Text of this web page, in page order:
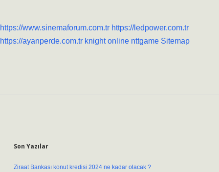
https://www.sinemaforum.com.tr https://ledpower.com.tr
https://ayanperde.com.tr knight online nttgame Sitemap
Son Yazılar
Ziraat Bankası konut kredisi 2024 ne kadar olacak ?